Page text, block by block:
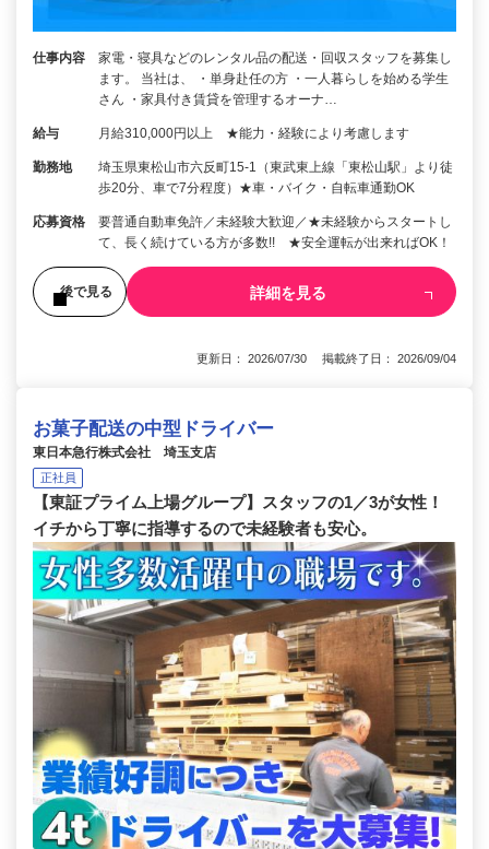
仕事内容
家電・寝具などのレンタル品の配送・回収スタッフを募集し
ます。 当社は、 ・単身赴任の方 ・一人暮らしを始める学生
さん ・家具付き賃貸を管理するオーナ…
給与 月給310,000円以上 ★能力・経験により考慮します
勤務地
埼玉県東松山市六反町15-1（東武東上線「東松山駅」より徒
歩20分、車で7分程度）★車・バイク・自転車通勤OK
応募資格
要普通自動車免許／未経験大歓迎／★未経験からスタートし
て、長く続けている方が多数!! ★安全運転が出来ればOK！
後で見る 詳細を見る
更新日： 2026/07/30 掲載終了日： 2026/09/04
お菓子配送の中型ドライバー
東日本急行株式会社 埼玉支店
正社員
【東証プライム上場グループ】スタッフの1／3が女性！
イチから丁寧に指導するので未経験者も安心。